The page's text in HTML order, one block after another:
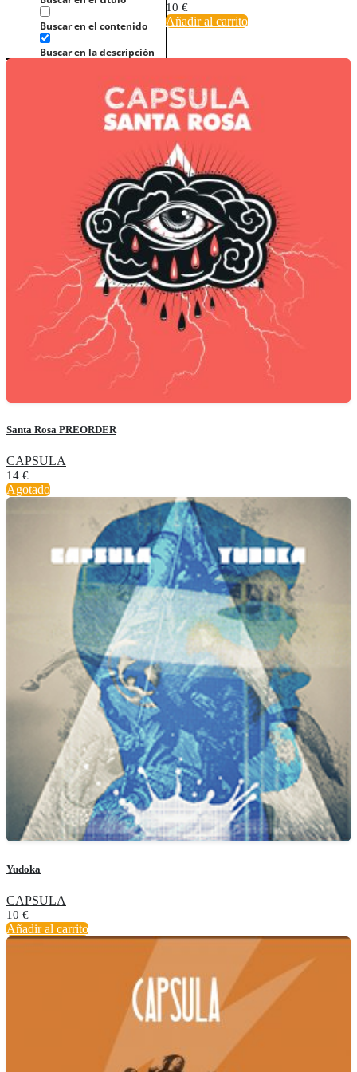
Buscar en el contenido
Buscar en la descripción
10 €
Añadir al carrito
Santa Rosa PREORDER
CAPSULA
14 €
Agotado
Yudoka
CAPSULA
10 €
Añadir al carrito